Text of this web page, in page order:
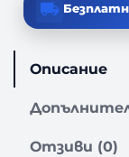
Описание
Отзиви (0)